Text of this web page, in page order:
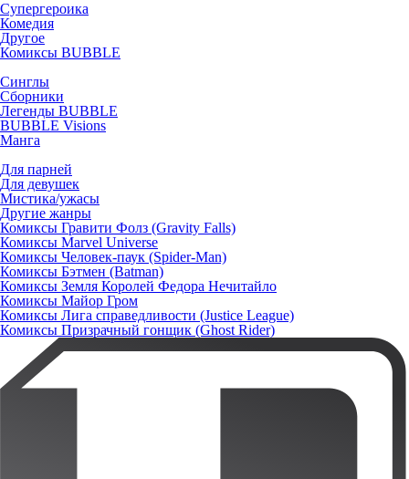
Супергероика
Комедия
Другое
Комиксы BUBBLE
Синглы
Сборники
Легенды BUBBLE
BUBBLE Visions
Манга
Для парней
Для девушек
Мистика/ужасы
Другие жанры
Комиксы Гравити Фолз (Gravity Falls)
Комиксы Marvel Universe
Комиксы Человек-паук (Spider-Man)
Комиксы Бэтмен (Batman)
Комиксы Земля Королей Федора Нечитайло
Комиксы Майор Гром
Комиксы Лига справедливости (Justice League)
Комиксы Призрачный гонщик (Ghost Rider)